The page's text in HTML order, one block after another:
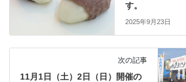
す。
2025年9月23日
次の記事
11月1日（土）2日（日）開催の